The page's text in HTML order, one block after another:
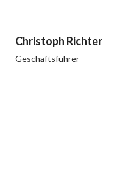
Christoph Richter
Geschäftsführer